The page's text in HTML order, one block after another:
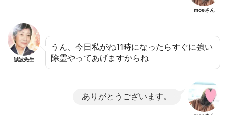
moeさん
誠波先生
うん、今日私がね11時になったらすぐに強い
除霊やってあげますからね
ありがとうございます。